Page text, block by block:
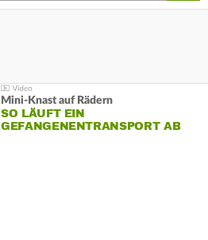
Mini-Knast auf Rädern
SO LÄUFT EIN
GEFANGENENTRANSPORT AB